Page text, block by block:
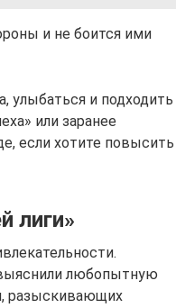
и не боится ими
улыбаться и подходить
или заранее
если хотите повысить
лиги»
любопытную
разыскивающих